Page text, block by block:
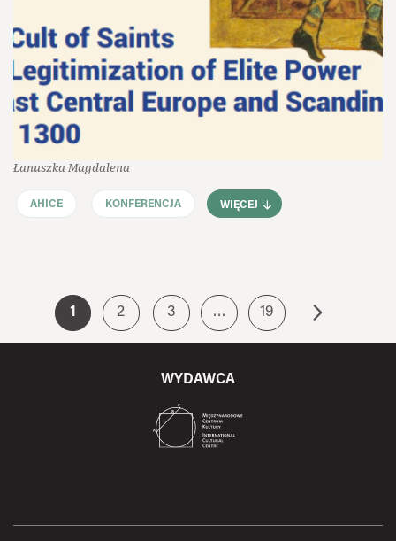
Łanuszka Magdalena
AHICE KONFERENCJA WIĘCEJ
1 2 3 … 19
WYDAWCA